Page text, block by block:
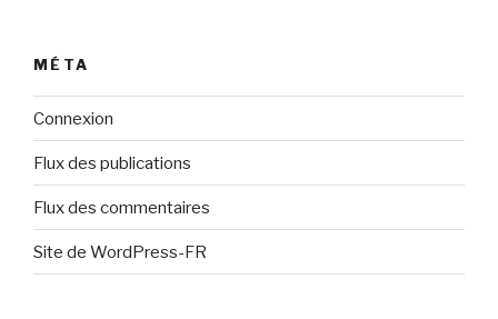
MÉTA
Connexion
Flux des publications
Flux des commentaires
Site de WordPress-FR